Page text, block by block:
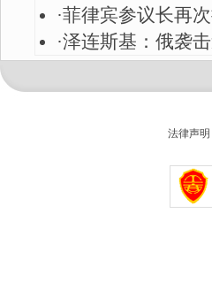
·菲律宾参议长再
·泽连斯基：俄袭
法律声